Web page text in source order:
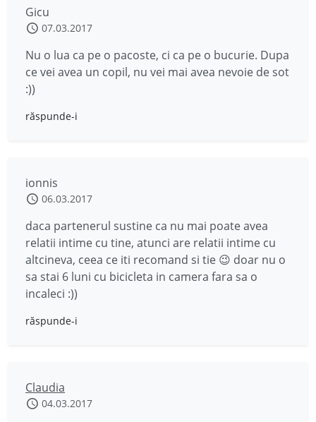
Gicu
07.03.2017
Nu o lua ca pe o pacoste, ci ca pe o bucurie. Dupa
ce vei avea un copil, nu vei mai avea nevoie de sot
:))
răspunde-i
ionnis
06.03.2017
daca partenerul sustine ca nu mai poate avea
relatii intime cu tine, atunci are relatii intime cu
altcineva, ceea ce iti recomand si tie 😉 doar nu o
sa stai 6 luni cu bicicleta in camera fara sa o
incaleci :))
răspunde-i
Claudia
04.03.2017